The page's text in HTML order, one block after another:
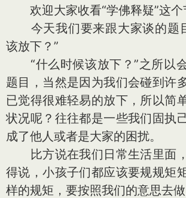
欢迎大家收看“学佛释疑”这个
今天我们要来跟大家谈的题
该放下？”
“什么时候该放下？”之所以
题目，当然是因为我们会碰到许
已觉得很难轻易的放下，所以简
状况呢？往往都是一些我们固执
成了他人或者是大家的困扰。
比方说在我们日常生活里面
得说，小孩子们都应该要规规矩
样的规矩，要按照我们的意思去做